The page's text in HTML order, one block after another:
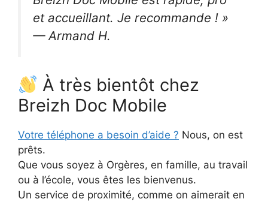
et accueillant. Je recommande ! »
— Armand H.
À très bientôt chez
Breizh Doc Mobile
Votre téléphone a besoin d’aide ? Nous, on est
prêts.
Que vous soyez à Orgères, en famille, au travail
ou à l’école, vous êtes les bienvenus.
Un service de proximité, comme on aimerait en